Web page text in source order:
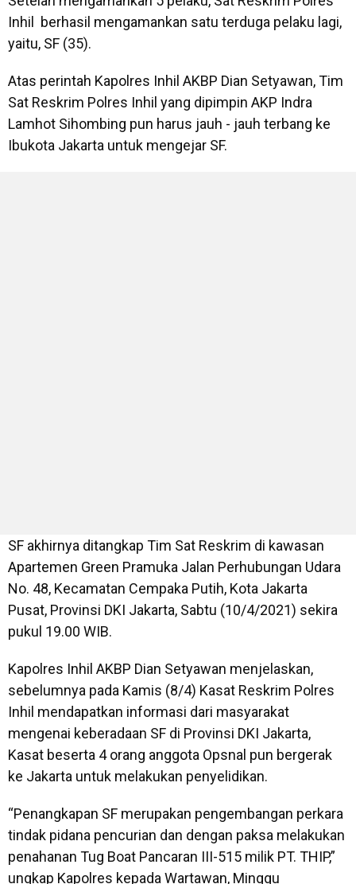
Inhil berhasil mengamankan satu terduga pelaku lagi,
yaitu, SF (35).
Atas perintah Kapolres Inhil AKBP Dian Setyawan, Tim
Sat Reskrim Polres Inhil yang dipimpin AKP Indra
Lamhot Sihombing pun harus jauh - jauh terbang ke
Ibukota Jakarta untuk mengejar SF.
SF akhirnya ditangkap Tim Sat Reskrim di kawasan
Apartemen Green Pramuka Jalan Perhubungan Udara
No. 48, Kecamatan Cempaka Putih, Kota Jakarta
Pusat, Provinsi DKI Jakarta, Sabtu (10/4/2021) sekira
pukul 19.00 WIB.
Kapolres Inhil AKBP Dian Setyawan menjelaskan,
sebelumnya pada Kamis (8/4) Kasat Reskrim Polres
Inhil mendapatkan informasi dari masyarakat
mengenai keberadaan SF di Provinsi DKI Jakarta,
Kasat beserta 4 orang anggota Opsnal pun bergerak
ke Jakarta untuk melakukan penyelidikan.
“Penangkapan SF merupakan pengembangan perkara
tindak pidana pencurian dan dengan paksa melakukan
penahanan Tug Boat Pancaran III-515 milik PT. THIP,”
ungkap Kapolres kepada Wartawan, Minggu